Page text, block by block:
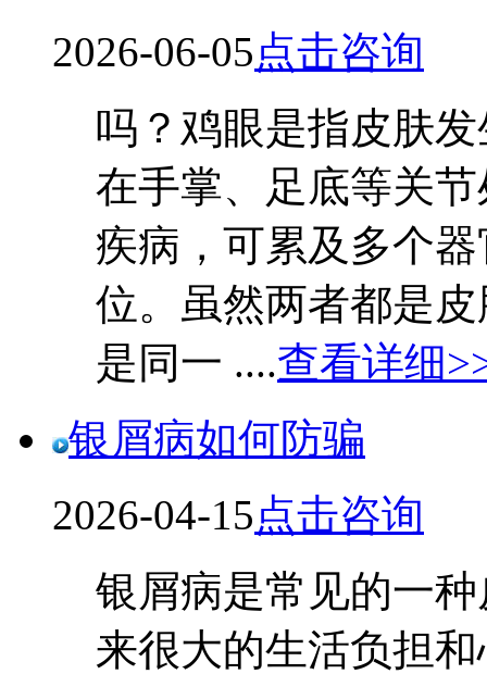
2026-06-05点击咨询
吗？鸡眼是指皮肤
在手掌、足底等关
疾病，可累及多个
位。虽然两者都是
是同一 ....查看详细
银屑病如何防骗
2026-04-15点击咨询
银屑病是常见的一
来很大的生活负担